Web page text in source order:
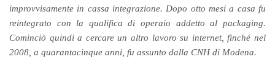
improvvisamente in cassa integrazione. Dopo otto mesi a casa fu
reintegrato con la qualifica di operaio addetto al packaging.
Cominciò quindi a cercare un altro lavoro su internet, finché nel
2008, a quarantacinque anni, fu assunto dalla CNH di Modena.